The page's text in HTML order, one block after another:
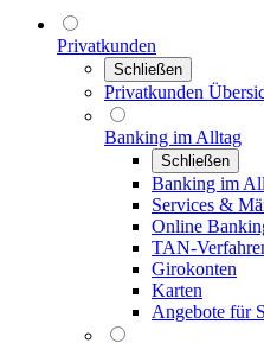
Privatkunden
Schließen
Privatkunden
Banking im Alltag
Schließen
Banking im
Services &
Online
TAN-
Girokonten
Karten
Angebote für